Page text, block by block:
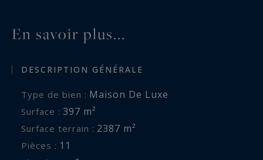
prestations. En sous-sol, une cave saine de 35 m²
cette propriété rare conjugue volumes
exceptionnel. Sa proximité immédiate des
commerces, des marchés, du centre-ville et du lac
En savoir plus...
DESCRIPTION GÉNÉRALE
Type de bien : Maison De Luxe
Surface : 397 m²
Surface terrain : 2387 m²
Pièces : 11